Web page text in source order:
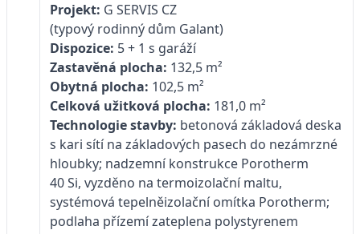
Projekt: G SERVIS CZ
(typový rodinný dům Galant)
Dispozice: 5 + 1 s garáží
Zastavěná plocha: 132,5 m²
Obytná plocha: 102,5 m²
Celková užitková plocha: 181,0 m²
Technologie stavby: betonová základová deska
s kari sítí na základových pasech do nezámrzné
hloubky; nadzemní konstrukce Porotherm
40 Si, vyzděno na termoizolační maltu,
systémová tepelněizolační omítka Porotherm;
podlaha přízemí zateplena polystyrenem